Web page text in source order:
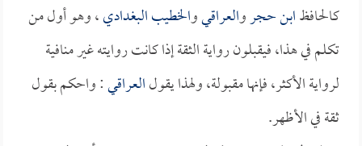
كالحافظابن حجروالعراقيوالخطيب البغدادي، وهو أول من
تكلم في هذا، فيقبلون رواية الثقة إذا كانت روايته غير منافية
لرواية الأكثر، فإنها مقبولة، ولهذا يقولالعراقي: واحكم بقول
ثقة في الأظهر.